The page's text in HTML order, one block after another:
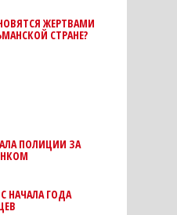
ЖЕРТВАМИ
СТРАНЕ?
ПОЛИЦИИ ЗА
НАЧАЛА ГОДА